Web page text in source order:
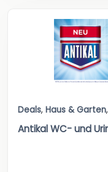
Deals, Haus & Garten,
Antikal WC- und